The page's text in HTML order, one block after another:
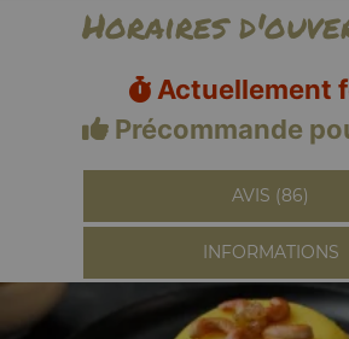
Horaires
Actuellement
Précommande
AVIS (86)
INFORMATIONS